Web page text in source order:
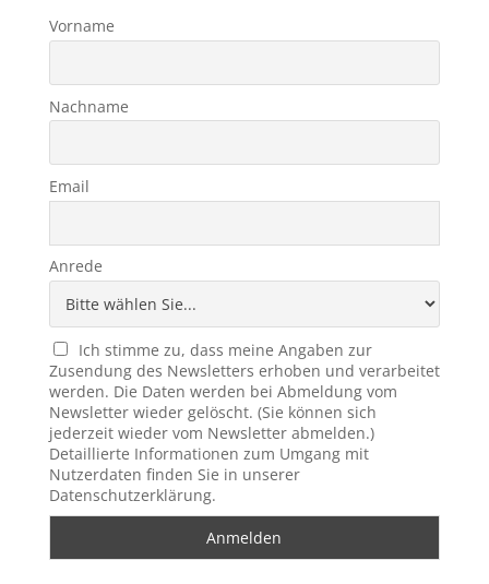
Vorname
Nachname
Email
Anrede
Ich stimme zu, dass meine Angaben zur
Zusendung des Newsletters erhoben und verarbeitet
werden. Die Daten werden bei Abmeldung vom
Newsletter wieder gelöscht. (Sie können sich
jederzeit wieder vom Newsletter abmelden.)
Detaillierte Informationen zum Umgang mit
Nutzerdaten finden Sie in unserer
Datenschutzerklärung.